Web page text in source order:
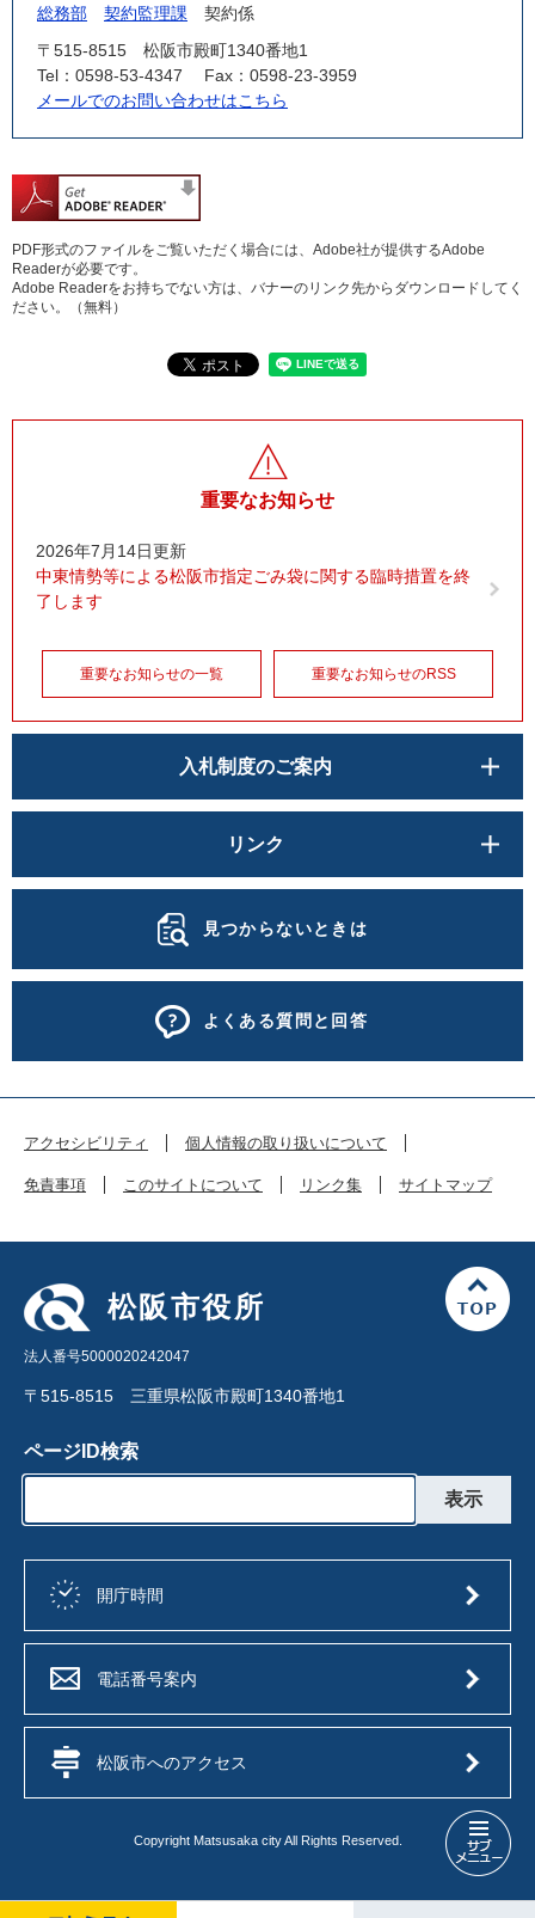
入
制
総務部 契約監理課
契約係
〒515-8515
松阪市殿町1340番地1
Tel：0598-53-4347
Fax：0598-23-3959
メールでのお問い合わせはこちら
PDF形式のファイルをご覧いただく場合には、Adobe社が提供するAdobe
Readerが必要です。
Adobe Readerをお持ちでない方は、バナーのリンク先からダウンロードしてく
ださい。（無料）
重要なお知らせ
2026年7月14日更新
中東情勢等による松阪市指定ごみ袋に関する臨時措置を終
了します
重要なお知らせの一覧 重要なお知らせのRSS
入札制度のご案内
リンク
見つからないときは
よくある質問と回答
アクセシビリティ 個人情報の取り扱いについて
免責事項 このサイトについて リンク集 サイトマップ
松阪市役所
法人番号5000020242047
〒515-8515 三重県松阪市殿町1340番地1
ページID検索
開庁時間
電話番号案内
松阪市へのアクセス
Copyright Matsusaka city All Rights Reserved.